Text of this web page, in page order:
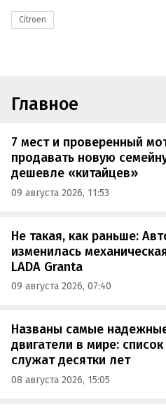
Citroen
Главное
7 мест и проверенный
продавать новую
дешевле «китайцев»
09 августа 2026, 11:53
Не такая, как раньше:
изменилась
LADA Granta
09 августа 2026, 07:40
Названы самые
двигатели в мире:
служат десятки лет
08 августа 2026, 15:05